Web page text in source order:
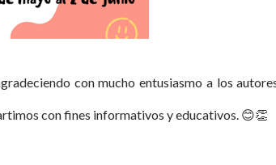
con mucho entusiasmo a los
con fines informativos y educativos. 😊👏